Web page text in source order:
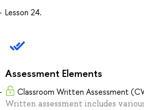
Lesson 24.
Assessment Elements
Classroom Written Assessment
Written assessment includes